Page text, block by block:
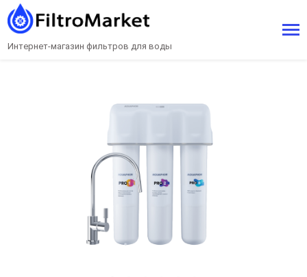
Интернет-магазин фильтров для воды